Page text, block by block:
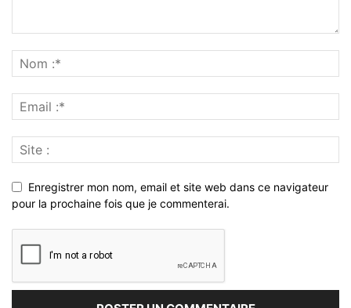
Enregistrer mon nom, email et site web dans ce navigateur
pour la prochaine fois que je commenterai.